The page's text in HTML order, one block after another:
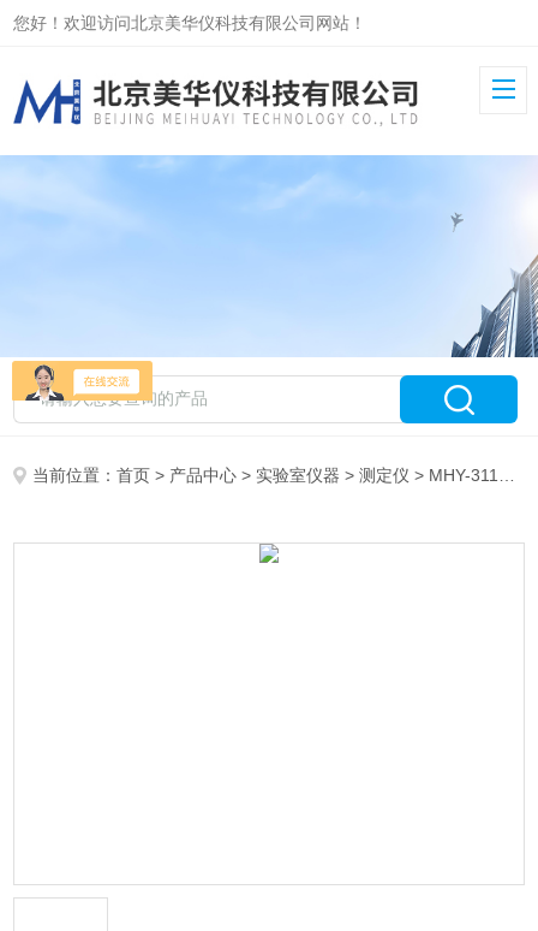
您好！欢迎访问北京美华仪科技有限公司网站！
当前位置：首页 > 产品中心 > 实验室仪器 >测定仪 > MHY-31162活性炭强度测定仪